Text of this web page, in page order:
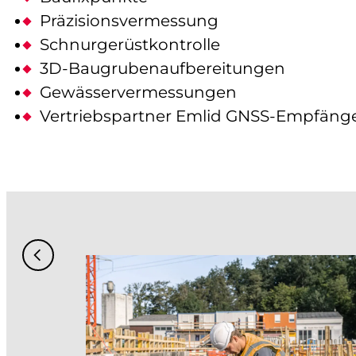
Präzisionsvermessung
Schnurgerüstkontrolle
3D-Baugrubenaufbereitungen
Gewässervermessungen
Vertriebspartner Emlid GNSS-